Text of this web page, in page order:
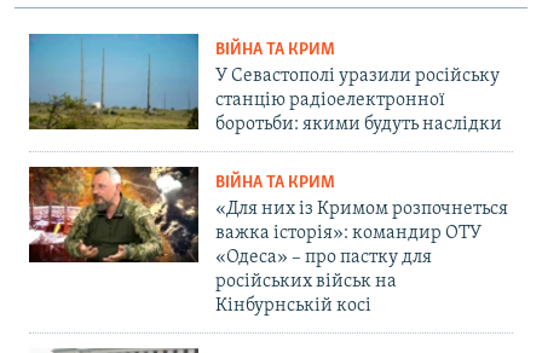
ВІЙНА ТА КРИМ
У Севастополі уразили російську
станцію радіоелектронної
боротьби: якими будуть наслідки
ВІЙНА ТА КРИМ
«Для них із Кримом розпочнеться
важка історія»: командир ОТУ
«Одеса» – про пастку для
російських військ на
Кінбурнській косі